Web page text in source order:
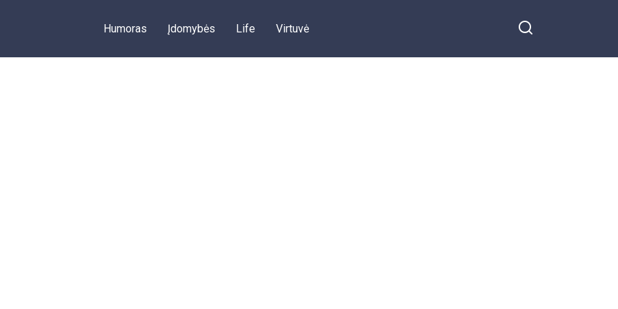
Humoras Įdomybės Life Virtuvė